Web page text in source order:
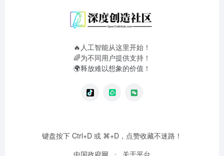
🔥人工智能从这里开始！
🌈为不同用户提供支持！
🌍释放难以想象的价值！
键盘按下 Ctrl+D 或 ⌘+D，点赞收藏不迷路！